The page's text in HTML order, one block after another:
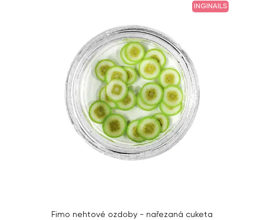
INGINAILS
Fimo nehtové ozdoby - nařezaná cuketa